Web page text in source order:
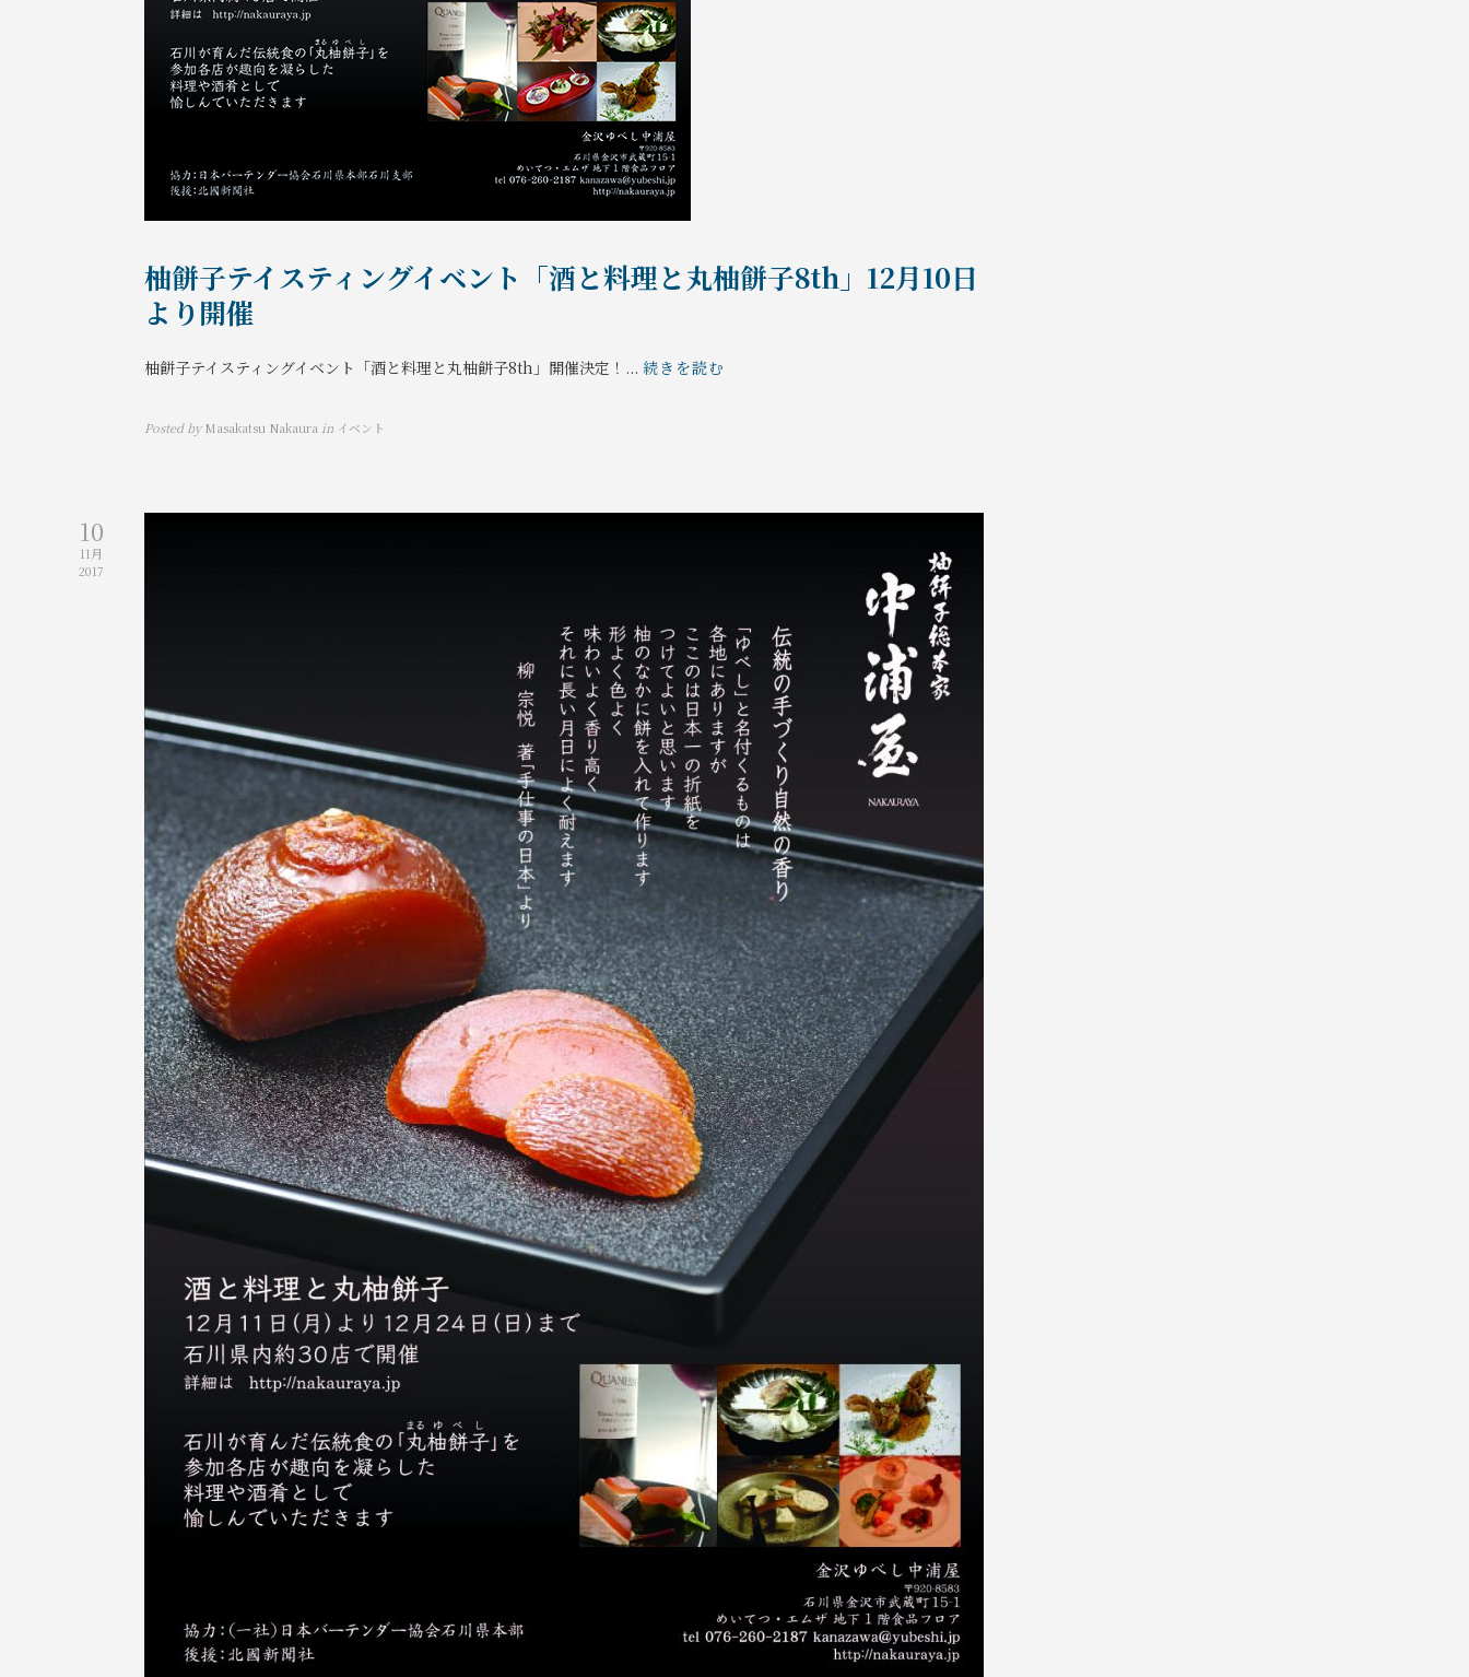
柚餅子テイスティングイベント「酒と料理と丸柚餅子8th」12月10日
より開催
柚餅子テイスティングイベント「酒と料理と丸柚餅子8th」開催決定！... 続きを読む
Posted by Masakatsu Nakaura in イベント
10
11月
2017